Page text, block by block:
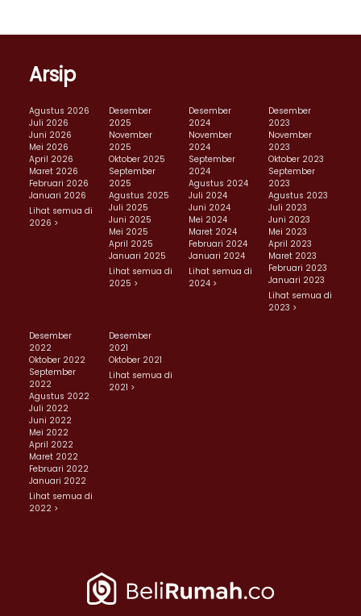
Arsip
Agustus 2026
Juli 2026
Juni 2026
Mei 2026
April 2026
Maret 2026
Februari 2026
Januari 2026
Lihat semua di
2026 >
Desember
2025
November
2025
Oktober 2025
September
2025
Agustus 2025
Juli 2025
Juni 2025
Mei 2025
April 2025
Januari 2025
Lihat semua di
2025 >
Desember
2024
November
2024
September
2024
Agustus 2024
Juli 2024
Juni 2024
Mei 2024
Maret 2024
Februari 2024
Januari 2024
Lihat semua di
2024 >
Desember
2023
November
2023
Oktober 2023
September
2023
Agustus 2023
Juli 2023
Juni 2023
Mei 2023
April 2023
Maret 2023
Februari 2023
Januari 2023
Lihat semua di
2023 >
Desember
2022
Oktober 2022
September
2022
Agustus 2022
Juli 2022
Juni 2022
Mei 2022
April 2022
Maret 2022
Februari 2022
Januari 2022
Lihat semua di
2022 >
Desember
2021
Oktober 2021
Lihat semua di
2021 >